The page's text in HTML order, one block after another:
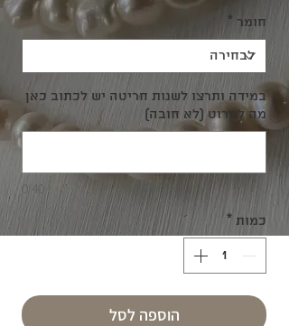
חומר *
במידה ותרצו לשנות חריטה יש לכתוב כאן
מה לחרוט (לא חובה)
0/40
כמות *
הוספה לסל